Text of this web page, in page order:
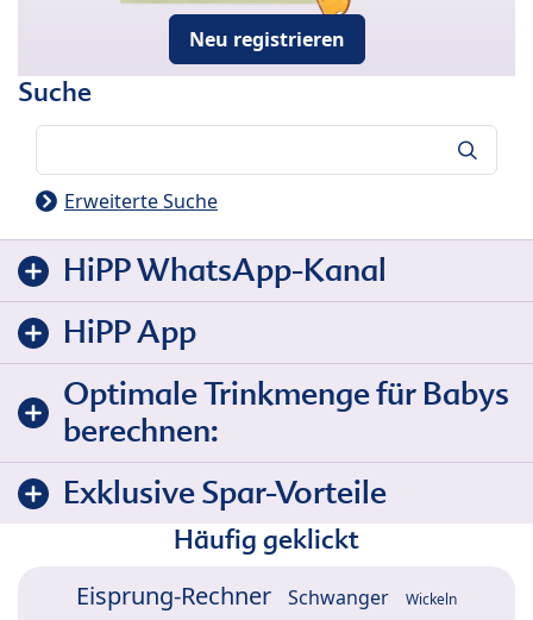
Neu registrieren
Suche
Erweiterte Suche
HiPP WhatsApp-Kanal
HiPP App
Optimale Trinkmenge für Babys
berechnen:
Exklusive Spar-Vorteile
Häufig geklickt
Eisprung-Rechner Schwanger Wickeln